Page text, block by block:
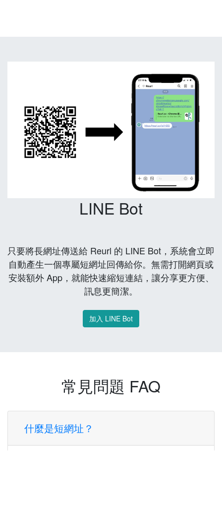
LINE Bot
只要將長網址傳送給 Reurl 的 LINE Bot，系統會立即
自動產生一個專屬短網址回傳給你。無需打開網頁或
安裝額外 App，就能快速縮短連結，讓分享更方便、
訊息更簡潔。
加入 LINE Bot
常見問題 FAQ
什麼是短網址？